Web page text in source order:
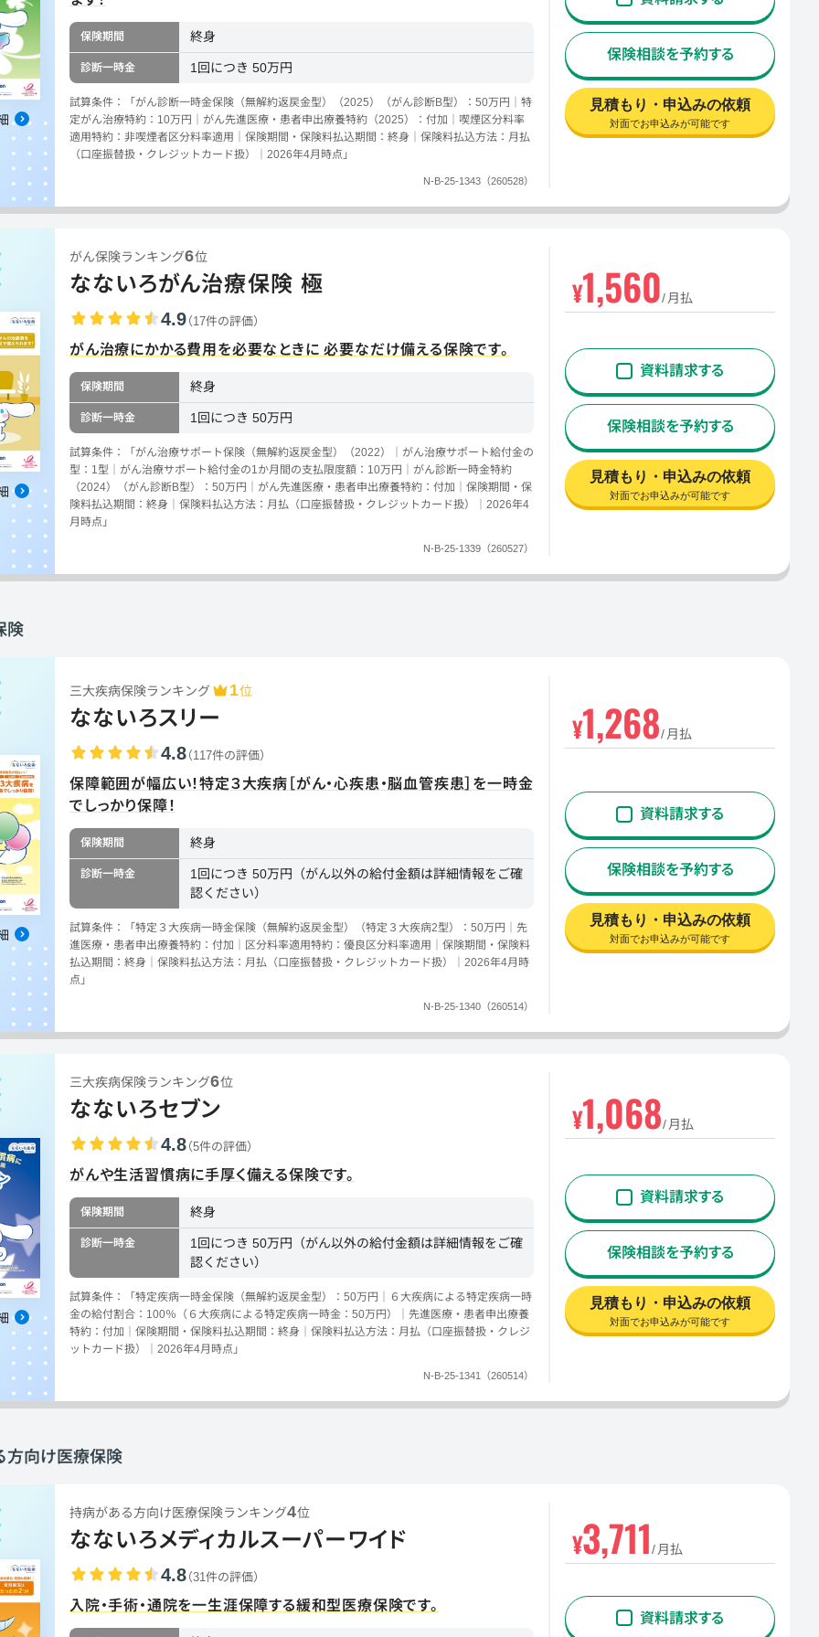
保険期間 終身
診断一時金 1回につき 50万円
試算条件：「がん診断一時金保険（無解約返戻金型）（2025）（がん診断B型）：50万円｜特
定がん治療特約：10万円｜がん先進医療・患者申出療養特約（2025）：付加｜喫煙区分料率
適用特約：非喫煙者区分料率適用｜保険期間・保険料払込期間：終身｜保険料払込方法：月払
（口座振替扱・クレジットカード扱）｜2026年4月時点」
N-B-25-1343（260528）
保険相談を予約する
見積もり・申込みの依頼
対面でお申込みが可能です
がん保険ランキング6位
なないろがん治療保険 極
4.9 （17件の評価）
がん治療にかかる費用を必要なときに 必要なだけ備える保険です。
保険期間 終身
診断一時金 1回につき 50万円
試算条件：「がん治療サポート保険（無解約返戻金型）（2022）｜がん治療サポート給付金の
型：1型｜がん治療サポート給付金の1か月間の支払限度額：10万円｜がん診断一時金特約
（2024）（がん診断B型）：50万円｜がん先進医療・患者申出療養特約：付加｜保険期間・保
険料払込期間：終身｜保険料払込方法：月払（口座振替扱・クレジットカード扱）｜2026年4
月時点」
N-B-25-1339（260527）
¥1,560 月払
資料請求する
保険相談を予約する
見積もり・申込みの依頼
対面でお申込みが可能です
険
三大疾病保険ランキング 1位
なないろスリー
4.8 （117件の評価）
保障範囲が幅広い！特定３大疾病［がん・心疾患・脳血管疾患］を一時金
でしっかり保障！
保険期間 終身
診断一時金
1回につき 50万円（がん以外の給付金額は詳細情報をご確
認ください）
試算条件：「特定３大疾病一時金保険（無解約返戻金型）（特定３大疾病2型）：50万円｜先
進医療・患者申出療養特約：付加｜区分料率適用特約：優良区分料率適用｜保険期間・保険料
払込期間：終身｜保険料払込方法：月払（口座振替扱・クレジットカード扱）｜2026年4月時
点」
N-B-25-1340（260514）
¥1,268 月払
資料請求する
保険相談を予約する
見積もり・申込みの依頼
対面でお申込みが可能です
三大疾病保険ランキング6位
なないろセブン
4.8 （5件の評価）
がんや生活習慣病に手厚く備える保険です。
保険期間 終身
診断一時金
1回につき 50万円（がん以外の給付金額は詳細情報をご確
認ください）
試算条件：「特定疾病一時金保険（無解約返戻金型）：50万円｜６大疾病による特定疾病一時
金の給付割合：100％（６大疾病による特定疾病一時金：50万円）｜先進医療・患者申出療養
特約：付加｜保険期間・保険料払込期間：終身｜保険料払込方法：月払（口座振替扱・クレジ
ットカード扱）｜2026年4月時点」
N-B-25-1341（260514）
¥1,068 月払
資料請求する
保険相談を予約する
見積もり・申込みの依頼
対面でお申込みが可能です
方向け医療保険
持病がある方向け医療保険ランキング4位
なないろメディカルスーパーワイド
4.8 （31件の評価）
入院・手術・通院を一生涯保障する緩和型医療保険です。
¥3,711 月払
資料請求する